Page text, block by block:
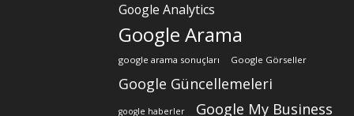
Google Analytics
Google Arama
google arama sonuçları Google Görseller
Google Güncellemeleri
google haberler Google My Business